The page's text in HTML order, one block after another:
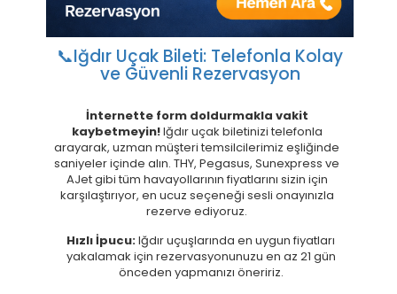
İnternette form doldurmakla vakit
kaybetmeyin!Iğdır uçak biletinizi telefonla
arayarak, uzman müşteri temsilcilerimiz eşliğinde
saniyeler içinde alın. THY, Pegasus, Sunexpress ve
AJet gibi tüm havayollarının fiyatlarını sizin için
karşılaştırıyor, en ucuz seçeneği sesli onayınızla
rezerve ediyoruz.
Hızlı İpucu:Iğdır uçuşlarında en uygun fiyatları
yakalamak için rezervasyonunuzu en az 21 gün
önceden yapmanızı öneririz.
📞Iğdır Uçak Bileti: Telefonla Kolay
ve Güvenli Rezervasyon